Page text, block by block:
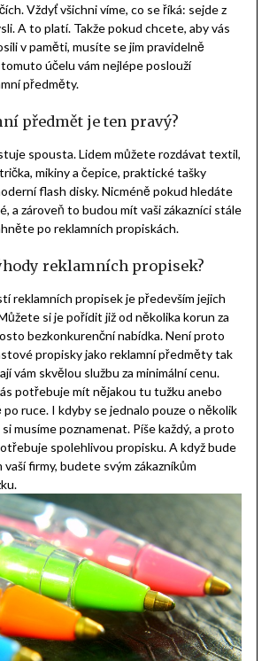
Vždyť všichni víme, co se říká: sejde z
A to platí. Takže pokud chcete, aby vás
v paměti, musíte se jim pravidelně
účelu vám nejlépe poslouží
předměty.
předmět je ten pravý?
spousta. Lidem můžete rozdávat textil,
mikiny a čepice, praktické tašky
flash disky. Nicméně pokud hledáte
a zároveň to budou mít vaši zákazníci stále
po reklamních propiskách.
reklamních propisek?
reklamních propisek je především jejich
si je pořídit již od několika korun za
bezkonkurenční nabídka. Není proto
propisky jako reklamní předměty tak
vám skvělou službu za minimální cenu.
potřebuje mít nějakou tu tužku anebo
ruce. I kdyby se jednalo pouze o několik
musíme poznamenat. Píše každý, a proto
spolehlivou propisku. A když bude
firmy, budete svým zákazníkům